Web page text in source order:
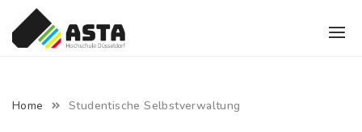
content
Home Studentische Selbstverwaltung